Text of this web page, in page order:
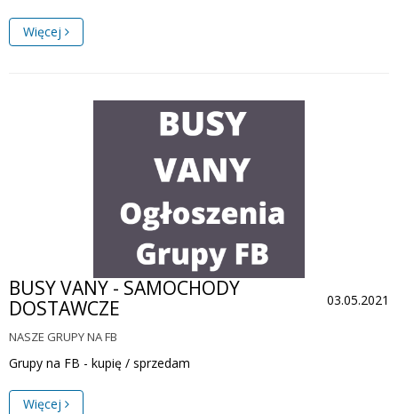
Więcej
03.05.2021
BUSY VANY - SAMOCHODY
DOSTAWCZE
NASZE GRUPY NA FB
Grupy na FB - kupię / sprzedam
Więcej